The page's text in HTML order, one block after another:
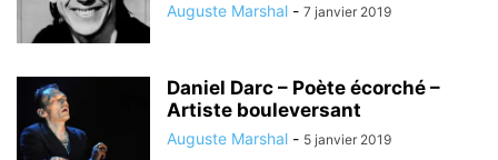
Auguste Marshal - 7 janvier 2019
Daniel Darc – Poète écorché –
Artiste bouleversant
Auguste Marshal - 5 janvier 2019